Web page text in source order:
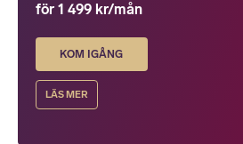
för 1 499 kr/mån
KOM IGÅNG
LÄS MER